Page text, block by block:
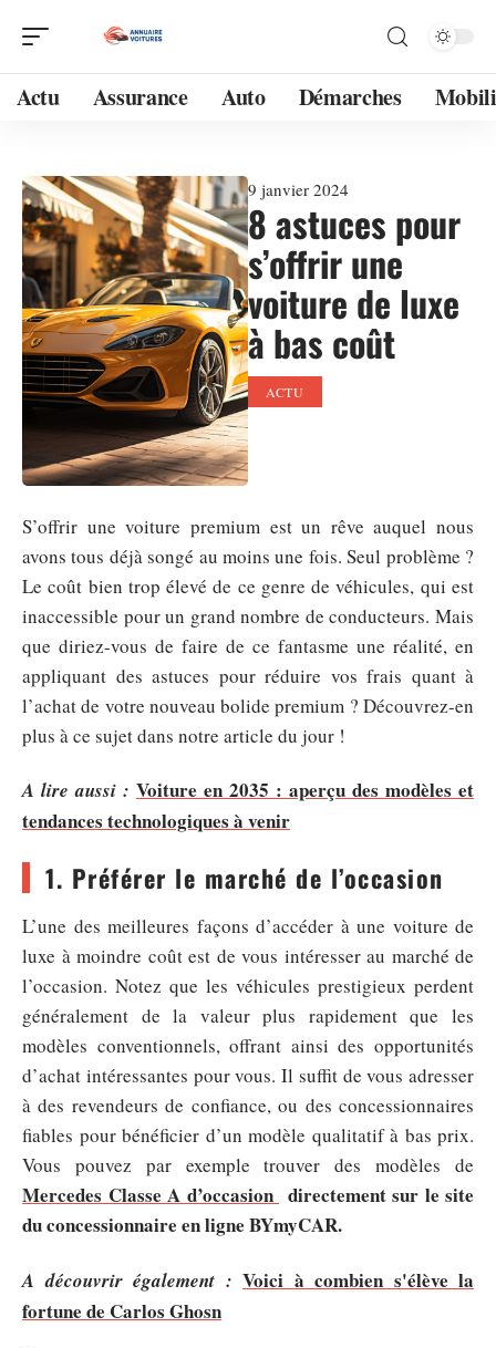
Actu Assurance Auto Démarches
9 janvier 2024
8 astuces pour
s’offrir une
voiture de luxe
à bas coût
ACTU
S’offrir une voiture premium est un rêve auquel nous
avons tous déjà songé au moins une fois. Seul problème ?
Le coût bien trop élevé de ce genre de véhicules, qui est
inaccessible pour un grand nombre de conducteurs. Mais
que diriez-vous de faire de ce fantasme une réalité, en
appliquant des astuces pour réduire vos frais quant à
l’achat de votre nouveau bolide premium ? Découvrez-en
plus à ce sujet dans notre article du jour !
A lire aussi : Voiture en 2035 : aperçu des modèles et
tendances technologiques à venir
1. Préférer le marché de l’occasion
L’une des meilleures façons d’accéder à une voiture de
luxe à moindre coût est de vous intéresser au marché de
l’occasion. Notez que les véhicules prestigieux perdent
généralement de la valeur plus rapidement que les
modèles conventionnels, offrant ainsi des opportunités
d’achat intéressantes pour vous. Il suffit de vous adresser
à des revendeurs de confiance, ou des concessionnaires
fiables pour bénéficier d’un modèle qualitatif à bas prix.
Vous pouvez par exemple trouver des modèles de
Mercedes Classe A d’occasion directement sur le site
du concessionnaire en ligne BYmyCAR.
A découvrir également : Voici à combien s'élève la
fortune de Carlos Ghosn